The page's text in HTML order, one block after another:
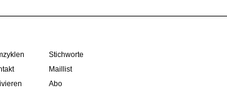
Stichworte
Maillist
Abo